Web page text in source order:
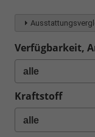
Verfügbarkeit,
Kraftstoff